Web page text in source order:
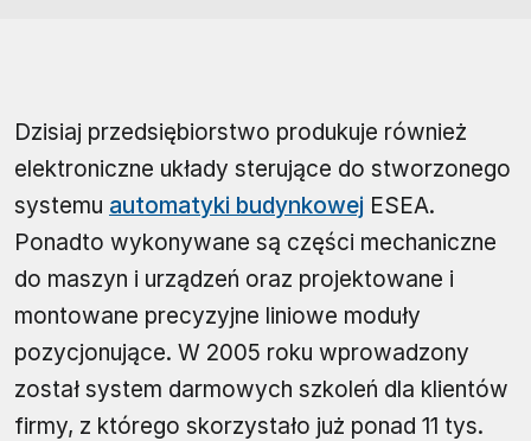
Dzisiaj przedsiębiorstwo produkuje również
elektroniczne układy sterujące do stworzonego
systemu automatyki budynkowej ESEA.
Ponadto wykonywane są części mechaniczne
do maszyn i urządzeń oraz projektowane i
montowane precyzyjne liniowe moduły
pozycjonujące. W 2005 roku wprowadzony
został system darmowych szkoleń dla klientów
firmy, z którego skorzystało już ponad 11 tys.